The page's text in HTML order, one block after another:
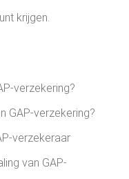
krijgen.
verzekering?
GAP-verzekering?
verzekeraar
van GAP-